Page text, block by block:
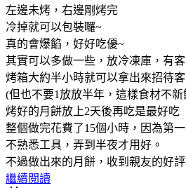
左邊未烤，右邊剛烤完
冷掉就可以包裝囉~
真的會爆餡，好好吃優~
其實可以多做一些，放冷凍庫，有
烤箱大約半小時就可以拿出來招待
(但也不要1放放半年，這樣食材不
烤好的月餅放上2天後再吃是最好吃
整個做完花費了15個小時，因為第
不熟悉工具，弄到半夜才用好。
不過做出來的月餅，收到親友的好
繼續閱讀